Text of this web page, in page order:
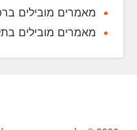
מאמרים מובילים
מאמרים מובילים